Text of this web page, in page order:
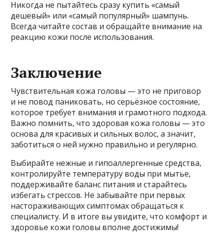
Никогда не пытайтесь сразу купить «самый
дешевый» или «самый популярный» шампунь.
Всегда читайте состав и обращайте внимание на
реакцию кожи после использования.
Заключение
Чувствительная кожа головы — это не приговор
и не повод паниковать, но серьёзное состояние,
которое требует внимания и грамотного подхода.
Важно помнить, что здоровая кожа головы — это
основа для красивых и сильных волос, а значит,
заботиться о ней нужно правильно и регулярно.
Выбирайте нежные и гипоаллергенные средства,
контролируйте температуру воды при мытье,
поддерживайте баланс питания и старайтесь
избегать стрессов. Не забывайте при первых
настораживающих симптомах обращаться к
специалисту. И в итоге вы увидите, что комфорт и
здоровье кожи головы вполне достижимы!